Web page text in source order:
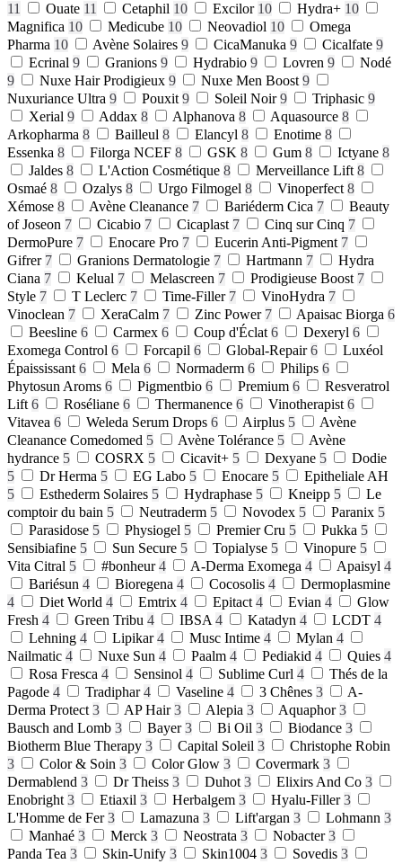
11
Ouate 11 Cetaphil 10 Excilor 10 Hydra+ 10
Magnifica 10 Medicube 10 Neovadiol 10
Omega
Pharma 10 Avène Solaires 9 CicaManuka 9 Cicalfate 9
Ecrinal 9 Granions 9 Hydrabio 9 Lovren 9
Nodé
9
Nuxe Hair Prodigieux 9 Nuxe Men Boost 9
Nuxuriance Ultra 9 Pouxit 9 Soleil Noir9 Triphasic 9
Xerial 9 Addax 8 Alphanova 8 Aquasource 8
Arkopharma 8 Bailleul 8 Elancyl 8 Enotime 8
Essenka 8 Filorga NCEF 8 GSK 8 Gum 8 Ictyane 8
Jaldes 8 L'Action Cosmétique 8 Merveillance Lift 8
Osmaé 8 Ozalys 8 Urgo Filmogel 8 Vinoperfect 8
Xémose 8 Avène Cleanance 7 Bariéderm Cica 7
Beauty
of Joseon 7 Cicabio 7 Cicaplast 7 Cinq sur Cinq 7
DermoPure 7 Enocare Pro 7 Eucerin Anti-Pigment 7
Gifrer 7 Granions Dermatologie 7 Hartmann 7
Hydra
Ciana 7 Kelual 7 Melascreen 7 Prodigieuse Boost 7
Style 7 T Leclerc 7 Time-Filler 7 VinoHydra 7
Vinoclean 7 XeraCalm 7 Zinc Power 7 Apaisac Biorga 6
Beesline 6 Carmex 6 Coup d'Éclat 6 Dexeryl 6
Exomega Control 6 Forcapil 6 Global-Repair6
Luxéol
Épaississant​ 6 Mela 6 Normaderm 6 Philips 6
Phytosun Aroms 6 Pigmentbio 6 Premium 6
Resveratrol
Lift 6 Roséliane 6 Thermanence 6 Vinotherapist 6
Vitavea 6 Weleda Serum Drops 6 Airplus 5
Avène
Cleanance Comedomed 5 Avène Tolérance 5
Avène
hydrance 5 COSRX 5 Cicavit+ 5 Dexyane 5
Dodie
5
Dr Herma 5 EG Labo 5 Enocare 5
Epitheliale AH
5
Esthederm Solaires 5 Hydraphase 5 Kneipp 5
Le
comptoir du bain 5 Neutraderm 5 Novodex 5 Paranix 5
Parasidose 5 Physiogel 5 Premier Cru 5 Pukka 5
Sensibiafine 5 Sun Secure 5 Topialyse 5 Vinopure 5
Vita Citral 5 #bonheur4 A-Derma Exomega 4 Apaisyl 4
Bariésun 4 Bioregena 4 Cocosolis 4
Dermoplasmine
4
Diet World 4 Emtrix 4 Epitact 4 Evian 4
Glow
Fresh 4 Green Tribu 4 IBSA 4 Katadyn 4 LCDT 4
Lehning 4 Lipikar4 Musc Intime 4 Mylan 4
Nailmatic 4 Nuxe Sun 4 Paalm 4 Pediakid 4 Quies 4
Rosa Fresca 4 Sensinol 4 Sublime Curl 4
Thés de la
Pagode 4 Tradiphar4 Vaseline 4 3 Chênes 3
A-
Derma Protect 3 AP Hair3 Alepia 3 Aquaphor3
Bausch and Lomb 3 Bayer3 Bi Oil 3 Biodance 3
Biotherm Blue Therapy 3 Capital Soleil 3
Christophe Robin
3
Color & Soin 3 Color Glow 3 Covermark 3
Dermablend 3 Dr Theiss 3 Duhot 3 Elixirs And Co 3
Enobright 3 Etiaxil 3 Herbalgem 3 Hyalu-Filler3
L'Homme de Fer3 Lamazuna 3 Lift'argan 3 Lohmann 3
Manhaé 3 Merck 3 Neostrata 3 Nobacter3
Panda Tea 3 Skin-Unify 3 Skin1004 3 Sovedis 3